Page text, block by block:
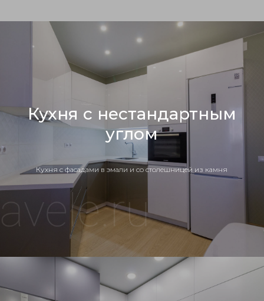
Кухня с нестандартным
углом
Кухня c фасадами в эмали и со столешницей из камня